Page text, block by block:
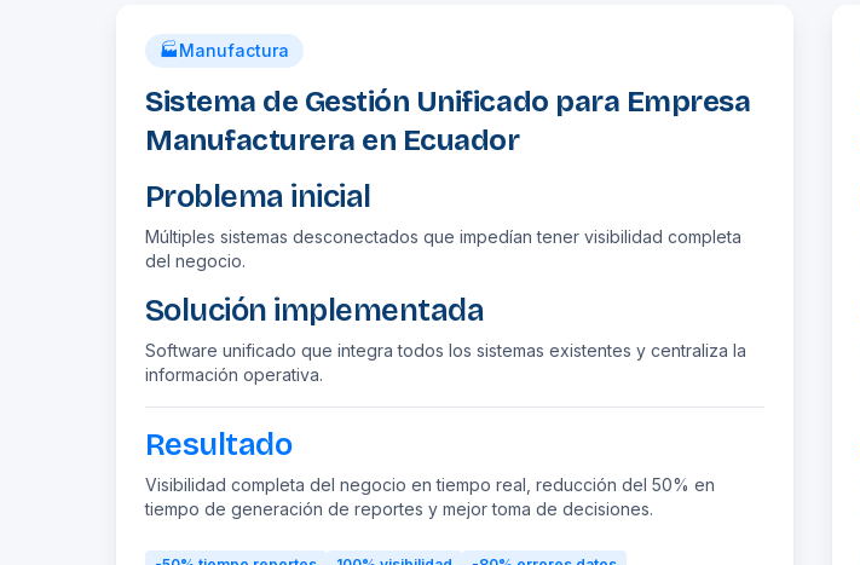
🏭Manufactura
Sistema de Gestión Unificado para Empresa
Manufacturera en Ecuador
Problema inicial
Múltiples sistemas desconectados que impedían tener visibilidad completa
del negocio.
Solución implementada
Software unificado que integra todos los sistemas existentes y centraliza la
información operativa.
Resultado
Visibilidad completa del negocio en tiempo real, reducción del 50% en
tiempo de generación de reportes y mejor toma de decisiones.